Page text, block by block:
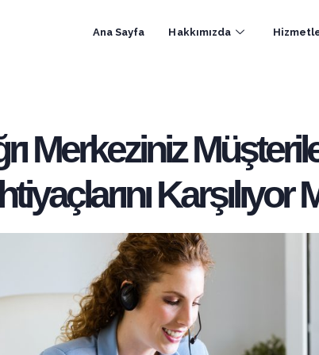
Ana Sayfa Hakkımızda
Merkeziniz
Karşılıyor